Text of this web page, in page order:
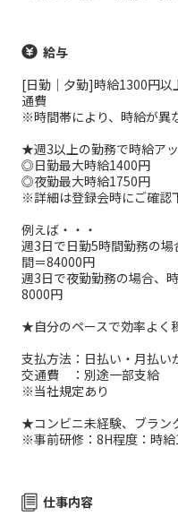
給与
[日勤｜夕勤]時給1300円
通費
※時間帯により、時給が異
★週3以上の勤務で時給アッ
◎日勤最大時給1400円
◎夜勤最大時給1750円
※詳細は登録会時にご確認
例えば・・・
週3日で日勤5時間勤務の
間＝84000円
週3日で夜勤勤務の場合
8000円
★自分のペースで効率よく
支払方法：日払い・月払い
交通費 ：別途一部支給
※当社規定あり
★コンビニ未経験、ブラン
※事前研修：8H程度：時
仕事内容